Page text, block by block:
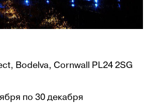
Bodelva, Cornwall PL24 2SG
по 30 декабря